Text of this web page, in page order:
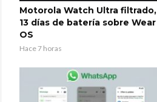
Motorola Watch Ultra filtrado,
13 días de batería sobre Wear
OS
Hace 7 horas